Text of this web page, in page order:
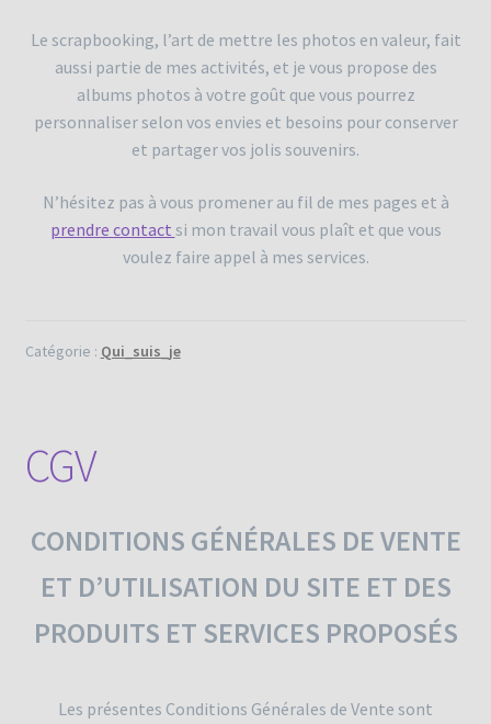
Le scrapbooking, l’art de mettre les photos en valeur, fait
aussi partie de mes activités, et je vous propose des
albums photos à votre goût que vous pourrez
personnaliser selon vos envies et besoins pour conserver
et partager vos jolis souvenirs.
N’hésitez pas à vous promener au fil de mes pages et à
prendre contact si mon travail vous plaît et que vous
voulez faire appel à mes services.
Catégorie : Qui_suis_je
CGV
CONDITIONS GÉNÉRALES DE VENTE
ET D’UTILISATION DU SITE ET DES
PRODUITS ET SERVICES PROPOSÉS
Les présentes Conditions Générales de Vente sont